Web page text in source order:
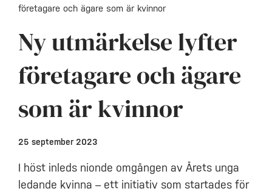
företagare och ägare som är kvinnor
Ny utmärkelse lyfter
företagare och ägare
som är kvinnor
25 september 2023
I höst inleds nionde omgången av Årets unga
ledande kvinna – ett initiativ som startades för